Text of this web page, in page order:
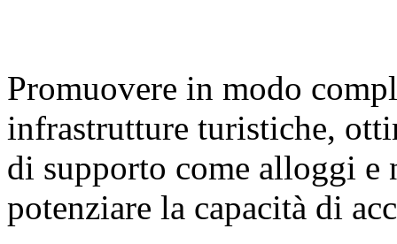
Promuovere in modo
infrastrutture turistiche,
di supporto come alloggi e
potenziare la capacità di